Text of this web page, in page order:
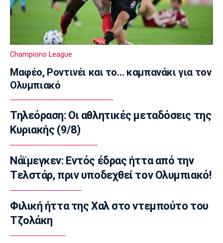
16:05
Super League 2
Απόλλων Καλαμαριάς: Ενισχύθηκε με τον
Βοριαζίδη
15:50
Στίβος
Αρχίζει το Ευρωπαϊκό Πρωτάθλημα στίβου
στο Μπέρμιγχαμ
15:35
Μπάσκετ Ελλάδα
Μουρατίδης: «Στο NBA Summer League
15:20
EuroLeague
Χάποελ Τελ Αβίβ: Τέλος ο Κουλέτσοφ
15:05
Μπάσκετ Ελλάδα
Champions League
Μαφέο, Ροντινέι και το… καμπανάκι για τον
Ολυμπιακό
Τηλεόραση: Οι αθλητικές μεταδόσεις της
Κυριακής (9/8)
Νάϊμεγκεν: Εντός έδρας ήττα από την
Tελστάρ, πριν υποδεχθεί τον Ολυμπιακό!
Φιλική ήττα της Χαλ στο ντεμπούτο του
Τζολάκη